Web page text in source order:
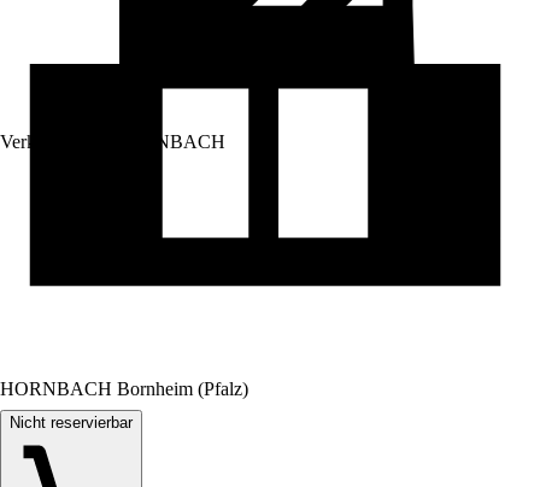
Verkauf durch: HORNBACH
HORNBACH Bornheim (Pfalz)
Nicht reservierbar